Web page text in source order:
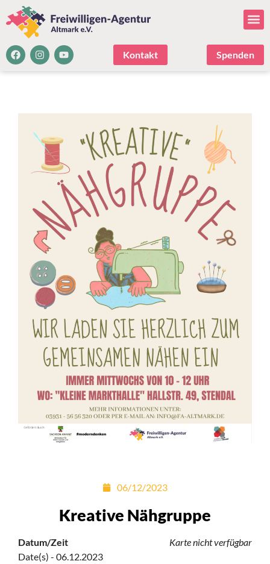
Kontakt Spenden
06/12/2023
Kreative Nähgruppe
Karte nicht verfügbar
Datum/Zeit
Date(s) - 06.12.2023